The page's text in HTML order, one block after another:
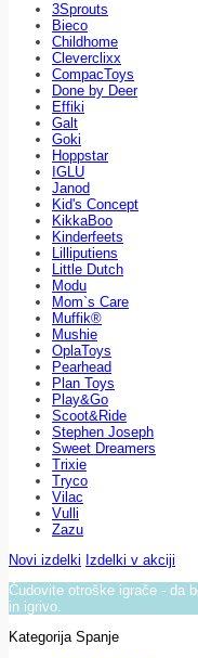
3Sprouts
Bieco
Childhome
Cleverclixx
CompacToys
Done by Deer
Effiki
Galt
Goki
Hoppstar
IGLU
Janod
Kid's Concept
KikkaBoo
Kinderfeets
Lilliputiens
Little Dutch
Modu
Mom`s Care
Muffik®
Mushie
OplaToys
Pearhead
Plan Toys
Play&Go
Scoot&Ride
Stephen Joseph
Sweet Dreamers
Trixie
Tryco
Vilac
Vulli
Zazu
Novi izdelki Izdelki v akciji
Čudovite otroške igrače - da
in igrivo.
Kategorija Spanje